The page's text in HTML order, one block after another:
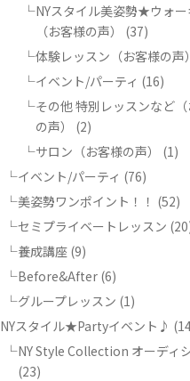
NYスタイル美姿勢★ウォー
（お客様の声）
(37)
体験レッスン（お客様の声）
イベント/パーティ (16)
その他 特別レッスンなど
の声）
(2)
サロン（お客様の声）
(1)
イベント/パーティ (76)
美姿勢ワンポイント！！ (52)
セミプライベートレッスン
養成講座 (9)
Before&After (6)
グループレッスン (1)
NYスタイル★Partyイベント♪
NY Style Collection オーディ
(23)